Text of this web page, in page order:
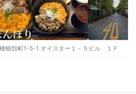
蛎殻町1-5-1 オイスター１－５ビル １Ｆ